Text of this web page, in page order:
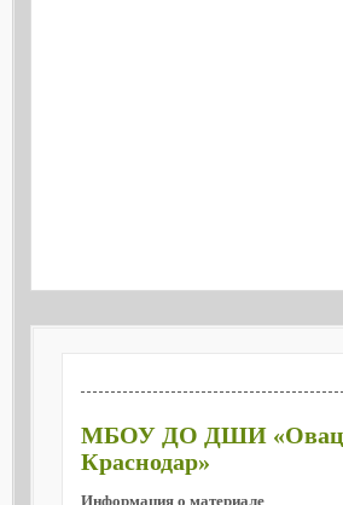
МБОУ ДО ДШИ
Краснодар»
Информация о материале